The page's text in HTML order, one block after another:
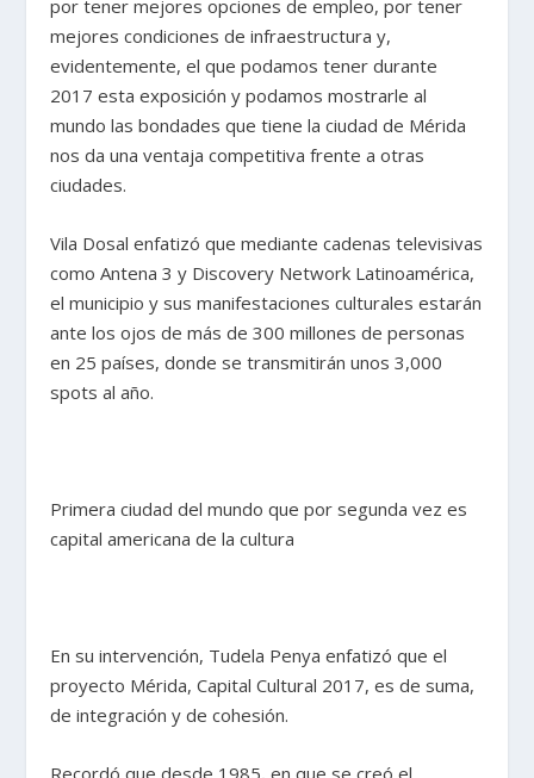
por tener mejores opciones de empleo, por tener
mejores condiciones de infraestructura y,
evidentemente, el que podamos tener durante
2017 esta exposición y podamos mostrarle al
mundo las bondades que tiene la ciudad de Mérida
nos da una ventaja competitiva frente a otras
ciudades.
Vila Dosal enfatizó que mediante cadenas televisivas
como Antena 3 y Discovery Network Latinoamérica,
el municipio y sus manifestaciones culturales estarán
ante los ojos de más de 300 millones de personas
en 25 países, donde se transmitirán unos 3,000
spots al año.
Primera ciudad del mundo que por segunda vez es
capital americana de la cultura
En su intervención, Tudela Penya enfatizó que el
proyecto Mérida, Capital Cultural 2017, es de suma,
de integración y de cohesión.
Recordó que desde 1985, en que se creó el